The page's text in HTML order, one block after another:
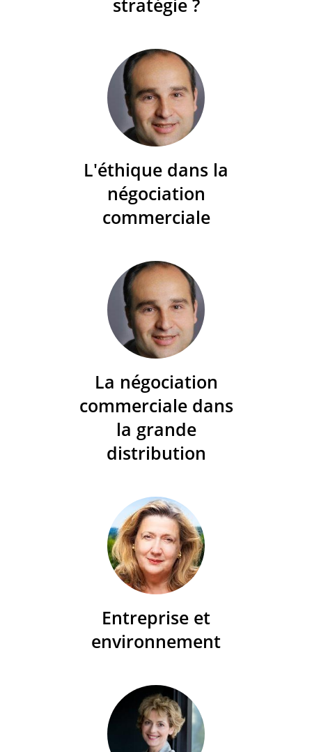
L'éthique dans la
négociation
commerciale
La négociation
commerciale dans
la grande
distribution
Entreprise et
environnement